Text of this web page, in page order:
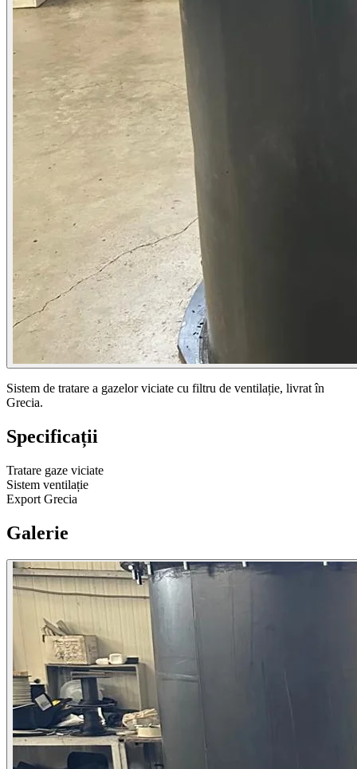
Sistem de tratare a gazelor viciate cu filtru de ventilație, livrat în
Grecia.
Specificații
Tratare gaze viciate
Sistem ventilație
Export Grecia
Galerie